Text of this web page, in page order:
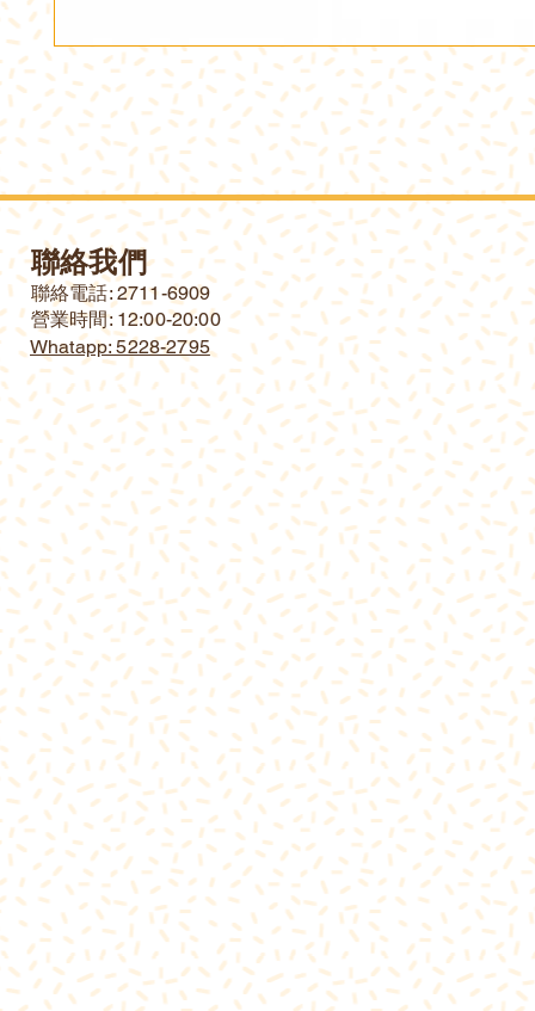
聯絡我們
​聯絡電話: 2711-6909
營業時間: 12:00-20:00
Whatapp: 5228-2795